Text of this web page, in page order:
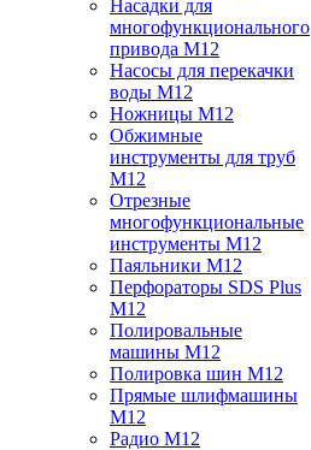
Насадки для
многофункционального
привода M12
Насосы для перекачки
воды M12
Ножницы M12
Обжимные
инструменты для труб
M12
Отрезные
многофункциональные
инструменты M12
Паяльники M12
Перфораторы SDS Plus
M12
Полировальные
машины M12
Полировка шин M12
Прямые шлифмашины
M12
Радио M12